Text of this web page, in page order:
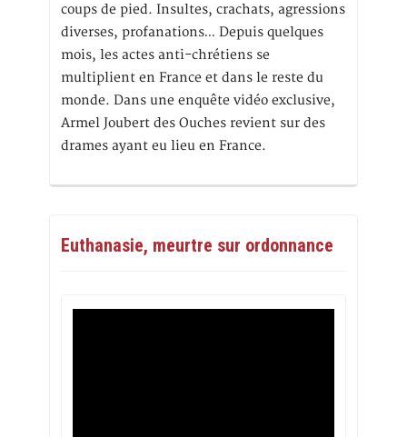
coups de pied. Insultes, crachats, agressions
diverses, profanations… Depuis quelques
mois, les actes anti-chrétiens se
multiplient en France et dans le reste du
monde. Dans une enquête vidéo exclusive,
Armel Joubert des Ouches revient sur des
drames ayant eu lieu en France.
Euthanasie, meurtre sur ordonnance